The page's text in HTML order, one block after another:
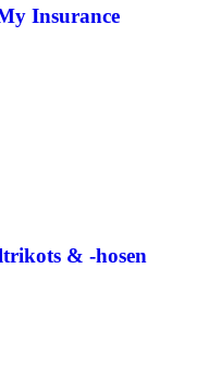
Insurance
& -hosen